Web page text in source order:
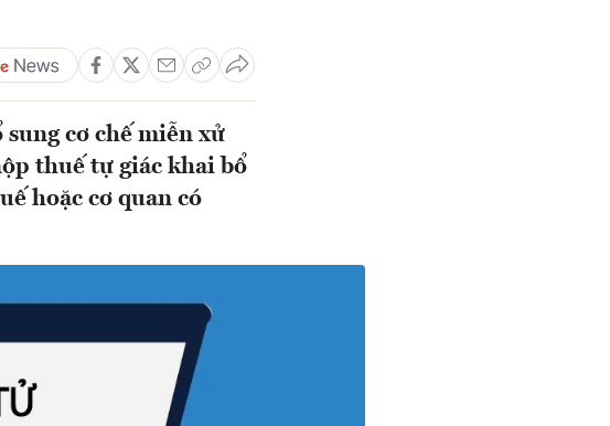
cơ chế miễn xử
thuế tự giác khai bổ
hoặc cơ quan có